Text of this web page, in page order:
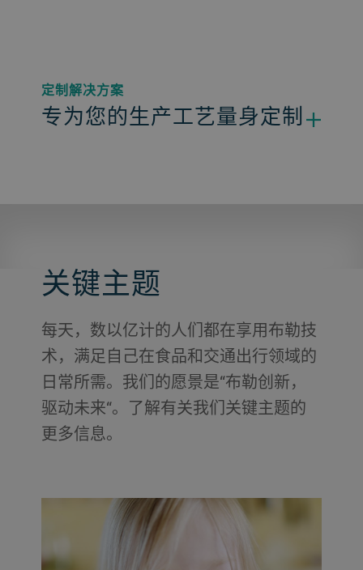
定制解决方案
专为您的生产工艺量身定制
关键主题
每天，数以亿计的人们都在享用布勒技
术，满足自己在食品和交通出行领域的
日常所需。我们的愿景是“布勒创新，
驱动未来“。了解有关我们关键主题的
更多信息。